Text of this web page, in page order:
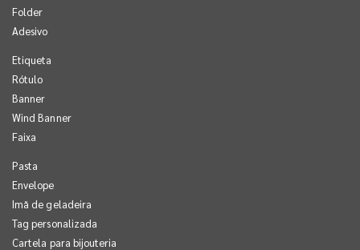
Folder
Adesivo
Etiqueta
Rótulo
Banner
Wind Banner
Faixa
Pasta
Envelope
Imã de geladeira
Tag personalizada
Cartela para bijouteria